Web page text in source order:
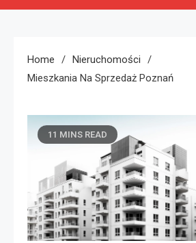
Home
Nieruchomości
Mieszkania Na Sprzedaż Poznań
11 MINS READ